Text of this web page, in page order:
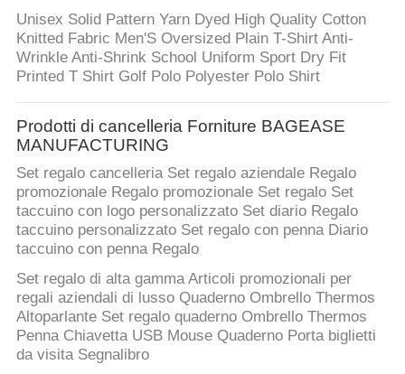
Unisex Solid Pattern Yarn Dyed High Quality Cotton
Knitted Fabric Men'S Oversized Plain T-Shirt Anti-
Wrinkle Anti-Shrink School Uniform Sport Dry Fit
Printed T Shirt Golf Polo Polyester Polo Shirt
Prodotti di cancelleria Forniture BAGEASE
MANUFACTURING
Set regalo cancelleria Set regalo aziendale Regalo
promozionale Regalo promozionale Set regalo Set
taccuino con logo personalizzato Set diario Regalo
taccuino personalizzato Set regalo con penna Diario
taccuino con penna Regalo
Set regalo di alta gamma Articoli promozionali per
regali aziendali di lusso Quaderno Ombrello Thermos
Altoparlante Set regalo quaderno Ombrello Thermos
Penna Chiavetta USB Mouse Quaderno Porta biglietti
da visita Segnalibro